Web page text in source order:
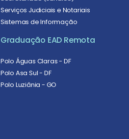
Serviços Judiciais e Notariais
Sistemas de Informação
Graduação EAD Remota
Polo Águas Claras - DF
Polo Asa Sul - DF
Polo Luziânia - GO